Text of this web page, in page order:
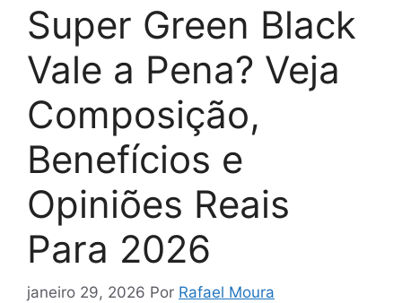
Super Green Black
Vale a Pena? Veja
Composição,
Benefícios e
Opiniões Reais
Para 2026
janeiro 29, 2026 Por Rafael Moura